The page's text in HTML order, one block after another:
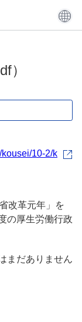
）
10-2/k
改革元年」を
の厚生労働行政
まだありません